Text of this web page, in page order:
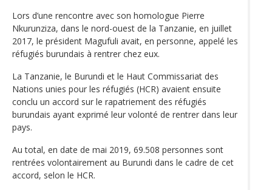
Lors d’une rencontre avec son homologue Pierre
Nkurunziza, dans le nord-ouest de la Tanzanie, en juillet
2017, le président Magufuli avait, en personne, appelé les
réfugiés burundais à rentrer chez eux.
La Tanzanie, le Burundi et le Haut Commissariat des
Nations unies pour les réfugiés (HCR) avaient ensuite
conclu un accord sur le rapatriement des réfugiés
burundais ayant exprimé leur volonté de rentrer dans leur
pays.
Au total, en date de mai 2019, 69.508 personnes sont
rentrées volontairement au Burundi dans le cadre de cet
accord, selon le HCR.